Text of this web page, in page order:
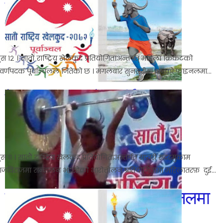
बाजी मार्‍यो
No comments
5:14 AM
१२ । सातौं राष्ट्रिय खेलकुद प्रतियोगिताअन्तर्गत् महिला क्रिकेटको
पूर्वाञ्चलले जितेको छ । मंगलबार सुनसरीमा भएको फाइनलमा...
देवी र कमला बने कीर्तिमान
No comments
Dec 27, 2016 5:31 AM
११ । सातौं राष्ट्रिय खेलकुद प्रतियोगिताअन्तर्गत् सप्तरी सदरमुकाम
सन्चालन भइरहेको भारोत्तोलन प्रतियोगितामा महिलातरफ़ दुई...
पुलिस र मध्यमाञ्चल सेमिफाइनलमा
No comments